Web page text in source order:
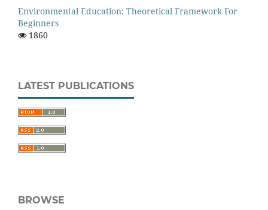
Environmental Education: Theoretical Framework For
Beginners
1860
LATEST PUBLICATIONS
BROWSE